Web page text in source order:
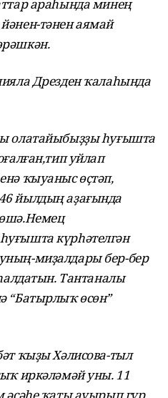
араһында минең
тәнен аямай
Дрезден ҡалаһында
олатайыбыҙҙы һуғышта
уйлап
ҡыуаныс өҫтәп,
йылдың аҙағында
күрһәтелгән
миҙалдары бер-бер
Тантаналы
“Батырлыҡ өсөн”
ҡыҙы Хәлисова-тыл
иркәләмәй уны. 11